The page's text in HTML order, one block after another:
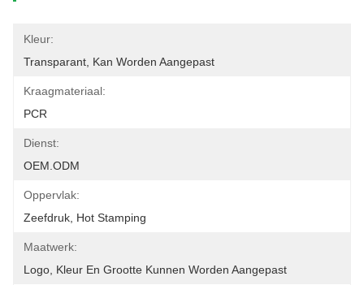
Kleur:
Transparant, Kan Worden Aangepast
Kraagmateriaal:
PCR
Dienst:
OEM.ODM
Oppervlak:
Zeefdruk, Hot Stamping
Maatwerk:
Logo, Kleur En Grootte Kunnen Worden Aangepast